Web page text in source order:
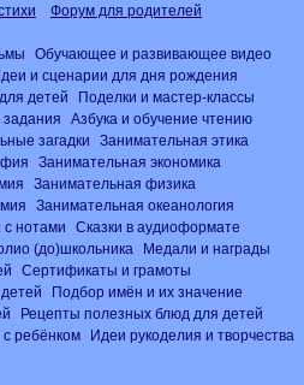
Форум для родителей
Обучающее и развивающее видео
и сценарии для дня рождения
детей
Поделки и мастер-классы
задания
Азбука и обучение чтению
загадки
Занимательная этика
Занимательная экономика
Занимательная физика
Занимательная океанология
с нотами
Сказки в аудиоформате
(до)школьника
Медали и награды
Сертификаты и грамоты
Подбор имён и их значение
Рецепты полезных блюд для детей
ребёнком Идеи рукоделия и творчества